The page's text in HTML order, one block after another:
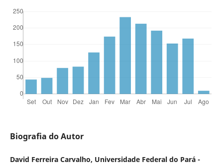
Biografia do Autor
David Ferreira Carvalho, Universidade Federal do Pará -